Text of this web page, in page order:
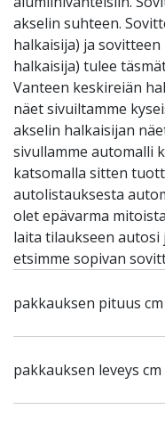
akselin suhteen.
halkaisija) ja
halkaisija) tulee
Vanteen keskireiän
näet sivuiltamme
akselin halkaisijan
sivullamme automalli
katsomalla sitten
autolistauksesta
olet epävarma
laita tilaukseen
etsimme sopivan
pakkauksen pituus cm
pakkauksen leveys cm